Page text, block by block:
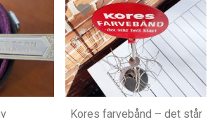
Kores farvebånd – det står